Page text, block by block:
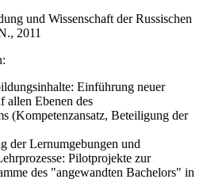
und Wissenschaft der Russischen
2011
Einführung neuer
allen Ebenen des
(Kompetenzansatz, Beteiligung der
der Lernumgebungen und
Pilotprojekte zur
des "angewandten Bachelors" in